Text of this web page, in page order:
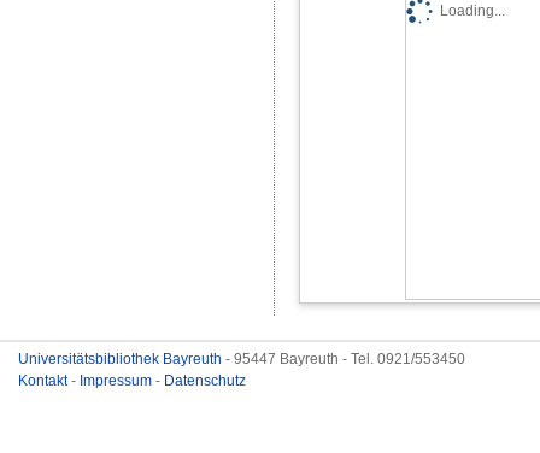
Loading...
Universitätsbibliothek Bayreuth - 95447 Bayreuth - Tel. 0921/553450
Kontakt- Impressum - Datenschutz